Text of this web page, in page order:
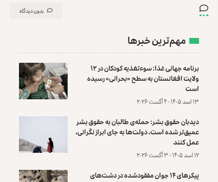
بدون دیدگاه
مهم‌ترین خبرها
برنامه جهانی غذا: سوءتغذیه کودکان در ۱۲
ولایت افغانستان به سطح «بحرانی» رسیده
است
۱۳ اسد ۱۴۰۵ - ۴ آگست ۲۰۲۶
دیدبان حقوق بشر: حمله‌ی طالبان به حقوق بشر
عمیق‌تر شده است، دولت‌ها به جای ابراز نگرانی،
عمل کنند
۱۲ اسد ۱۴۰۵ - ۳ آگست ۲۰۲۶
پیکرهای ۱۴ جوان مفقودشده در دشت‌های